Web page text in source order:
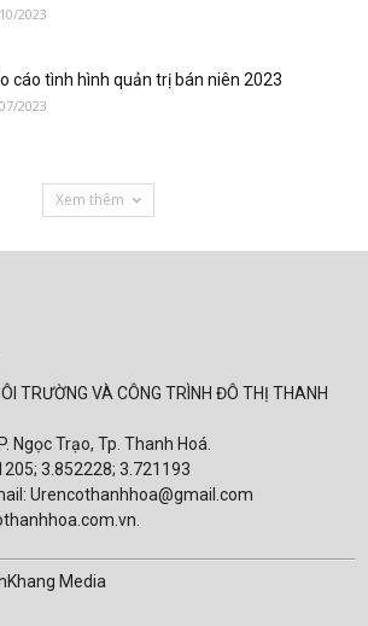
2023
cáo tình hình quản trị bán niên 2023
2023
Xem thêm
TRƯỜNG VÀ CÔNG TRÌNH ĐÔ THỊ THANH
Ngọc Trạo, Tp. Thanh Hoá.
3.852228; 3.721193
Urencothanhhoa@gmail.com
Media